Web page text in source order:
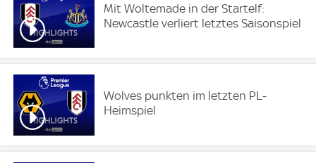
Mit Woltemade in der Startelf:
Newcastle verliert letztes Saisonspiel
Wolves punkten im letzten PL-
Heimspiel